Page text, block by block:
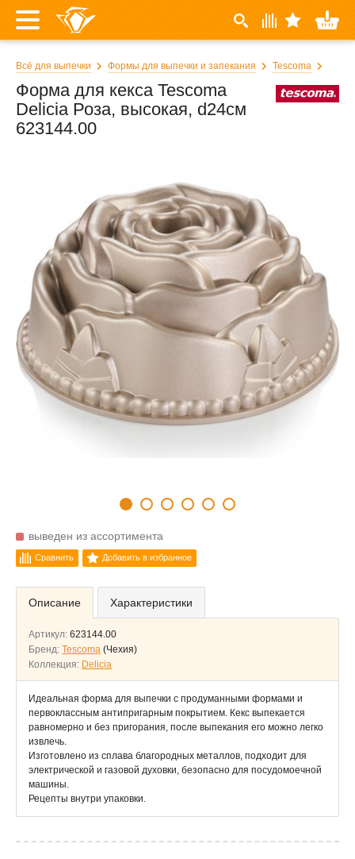
Всё для выпечки Формы для выпечки и запекания Tescoma
Форма для кекса Tescoma
Delicia Роза, высокая, d24см
623144.00
выведен из ассортимента
Сравнить Добавить в избранное
Описание Характеристики
Артикул: 623144.00
Бренд: Tescoma (Чехия)
Коллекция: Delicia
Идеальная форма для выпечки с продуманными формами и
первоклассным антипригарным покрытием. Кекс выпекается
равномерно и без пригорания, после выпекания его можно легко
извлечь.
Изготовлено из сплава благородных металлов, подходит для
электрической и газовой духовки, безопасно для посудомоечной
машины.
Рецепты внутри упаковки.